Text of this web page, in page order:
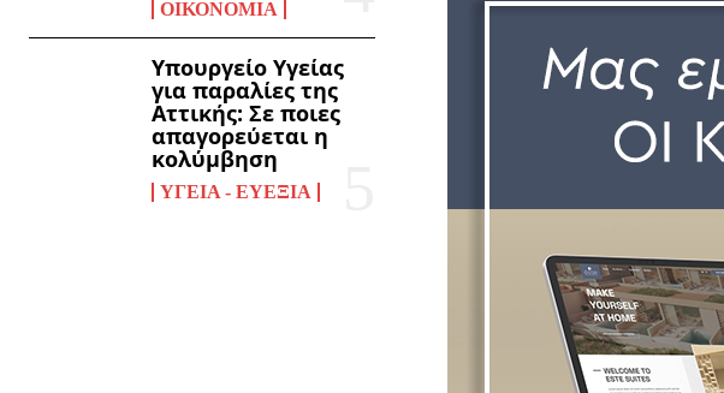
ΟΙΚΟΝΟΜΊΑ
Υπουργείο Υγείας
για παραλίες της
Αττικής: Σε ποιες
απαγορεύεται η
κολύμβηση
ΥΓΕΊΑ - ΕΥΕΞΊΑ